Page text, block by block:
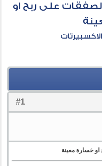
على ربح او
#
1
خسارة معينة